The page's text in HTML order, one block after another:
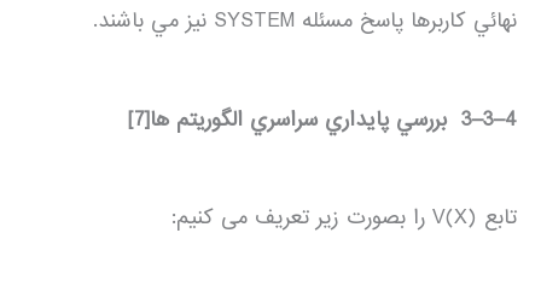
نهائي كاربرها پاسخ مسئله SYSTEM نيز مي باشند.
4
–
3
–
3 بررسي پايداري سراسري الگوريتم ها[7]
تابع V(X) را بصورت زير تعريف می كنيم: